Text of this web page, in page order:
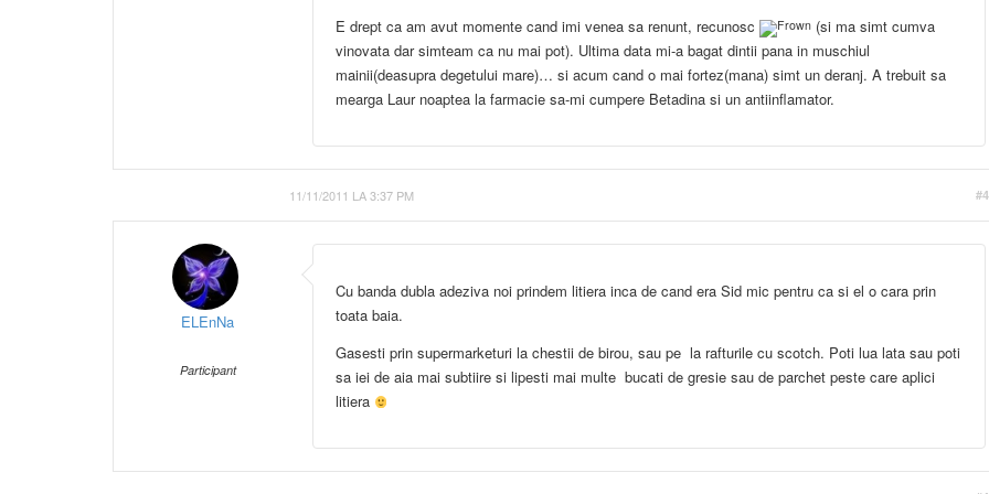
E drept ca am avut momente cand imi venea sa renunt, recunosc
(si ma simt cumva
vinovata dar simteam ca nu mai pot). Ultima data mi-a bagat dintii pana in muschiul
mainii(deasupra degetului mare)… si acum cand o mai fortez(mana) simt un deranj. A trebuit sa
mearga Laur noaptea la farmacie sa-mi cumpere Betadina si un antiinflamator.
11/11/2011 LA 3:37 PM
ELEnNa
Participant
Cu banda dubla adeziva noi prindem litiera inca de cand era Sid mic pentru ca si el o cara prin
toata baia.
Gasesti prin supermarketuri la chestii de birou, sau pe la rafturile cu scotch. Poti lua lata sau poti
sa iei de aia mai subtiire si lipesti mai multe bucati de gresie sau de parchet peste care aplici
litiera